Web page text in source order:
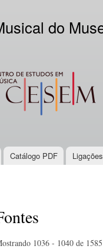
do
Catálogo PDF
1036 - 1040 de 1585